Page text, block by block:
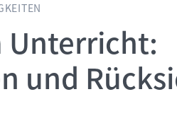
Unterricht:
und